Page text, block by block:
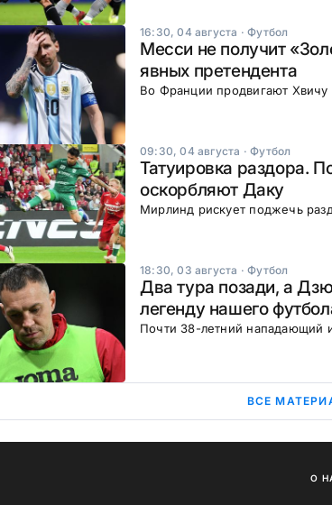
16:30, 04 августа ·Футбол
Месси не получит
явных претендента
Во Франции продвигают Хвичу
09:30, 04 августа ·Футбол
Татуировка раздора.
оскорбляют Даку
Мирлинд рискует поджечь
18:30, 03 августа ·Футбол
Два тура позади, а
легенду нашего
Почти 38-летний нападающий
ВСЕ
О